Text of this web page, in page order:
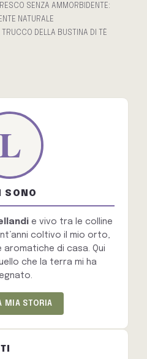
SENZA AMMORBIDENTE:
NATURALE
DELLA BUSTINA DI TÈ
SONO
e vivo tra le colline
coltivo il mio orto,
aromatiche di casa. Qui
che la terra mi ha
MIA STORIA